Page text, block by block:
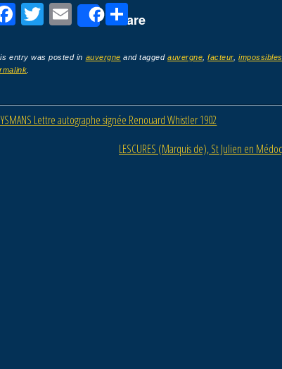
F
c
e
b
o
T
tt
E
ail
Share
P
ta
er
entry was posted in auvergne and taggedauvergne ,facteur ,impossibles
navigation
Lettre autographe signée Renouard Whistler 1902
LESCURES (Marquis de), St Julien en